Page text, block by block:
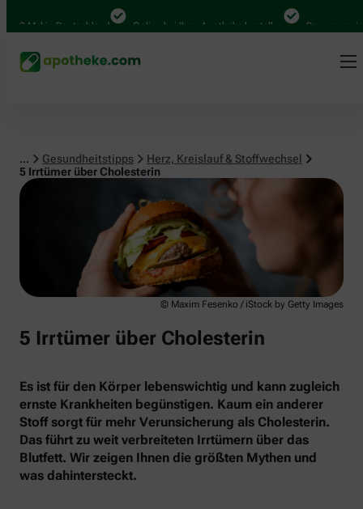
Mal in Deutschland Online bei Ihrer Apotheke bestellen Bequem
... Gesundheitstipps
Herz, Kreislauf & Stoffwechsel
5 Irrtümer über Cholesterin
Herz, Kreislauf & Stoffwechsel
© Maxim Fesenko / iStock by Getty Images
5 Irrtümer über Cholesterin
Es ist für den Körper lebenswichtig und kann zugleich
ernste Krankheiten begünstigen. Kaum ein anderer
Stoff sorgt für mehr Verunsicherung als Cholesterin.
Das führt zu weit verbreiteten Irrtümern über das
Blutfett. Wir zeigen Ihnen die größten Mythen und
was dahintersteckt.